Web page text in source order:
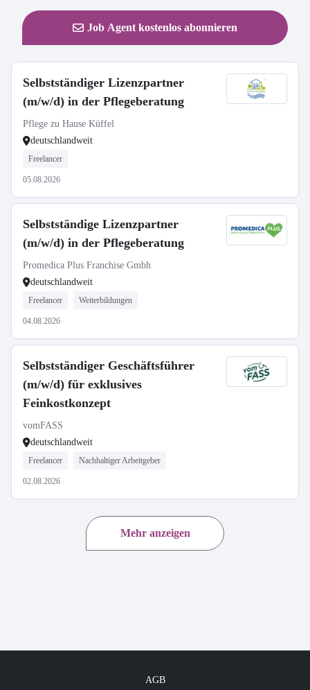
Job Agent kostenlos abonnieren
Selbstständiger Lizenzpartner
(m/w/d) in der Pflegeberatung
Pflege zu Hause Küffel
deutschlandweit
Freelancer
05.08.2026
Selbstständige Lizenzpartner
(m/w/d) in der Pflegeberatung
Promedica Plus Franchise Gmbh
deutschlandweit
Freelancer Weiterbildungen
04.08.2026
Selbstständiger Geschäftsführer
(m/w/d) für exklusives
Feinkostkonzept
vomFASS
deutschlandweit
Freelancer Nachhaltiger Arbeitgeber
02.08.2026
Mehr anzeigen
AGB